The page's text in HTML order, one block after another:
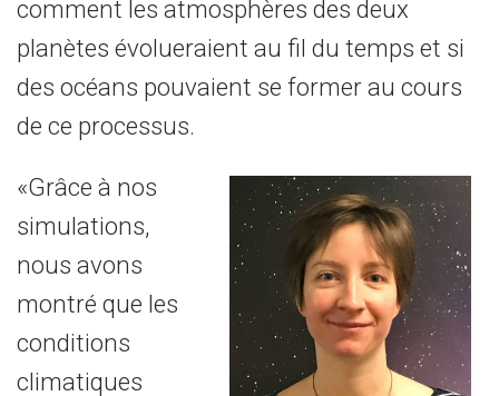
comment les atmosphères des deux
planètes évolueraient au fil du temps et si
des océans pouvaient se former au cours
de ce processus.
«Grâce à nos
simulations,
nous avons
montré que les
conditions
climatiques